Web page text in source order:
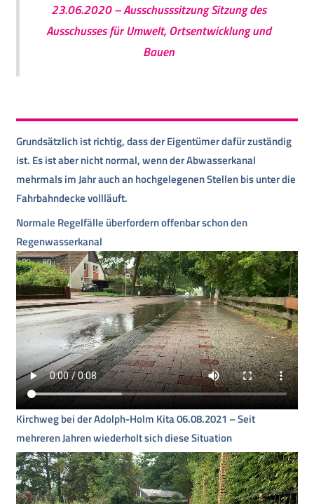
23.06.2020 – Ausschusssitzung Sitzung des
Ausschusses für Umwelt, Ortsentwicklung und
Bauen
Grundsätzlich ist richtig, dass der Eigentümer dafür zuständig
ist. Es ist aber nicht normal, wenn der Abwasserkanal
mehrmals im Jahr auch an hochgelegenen Stellen bis unter die
Fahrbahndecke vollläuft.
Normale Regelfälle überfordern offenbar schon den
Regenwasserkanal
Kirchweg bei der Adolph-Holm Kita 06.08.2021 – Seit
mehreren Jahren wiederholt sich diese Situation